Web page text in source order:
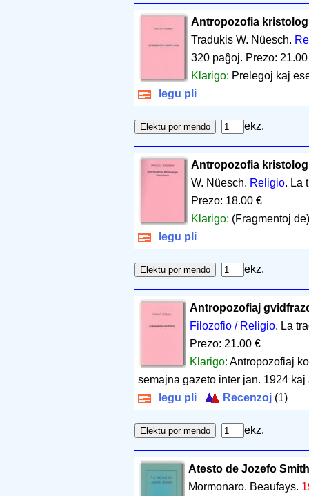
Antropozofia
Tradukis W. Nüesch.
320 paĝoj. Prezo:
Klarigo: Prelegoj kaj
legu pli
ekz.
Antropozofia
W. Nüesch. Religio. La
Prezo: 18.00 €
Klarigo: (Fragmentoj
legu pli
ekz.
Antropozofiaj
Filozofio / Religio. La
Prezo: 21.00 €
Klarigo: Antropozofiaj
semajna gazeto inter jan. 1924 kaj
legu pli
Recenzoj (1)
ekz.
Atesto de Jozefo
Mormonaro. Beaufays.